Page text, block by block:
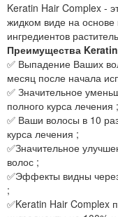
Keratin Hair Complex -
жидком виде на
ингредиентов
Преимущества
✅ Выпадение Ваших
месяц после начала
✅ Значительное
полного курса лечения ;
✅ Ваши волосы в 10
курса лечения ;
✅Значительное
волос ;
✅Эффекты видны
;
✅Keratin Hair Complex